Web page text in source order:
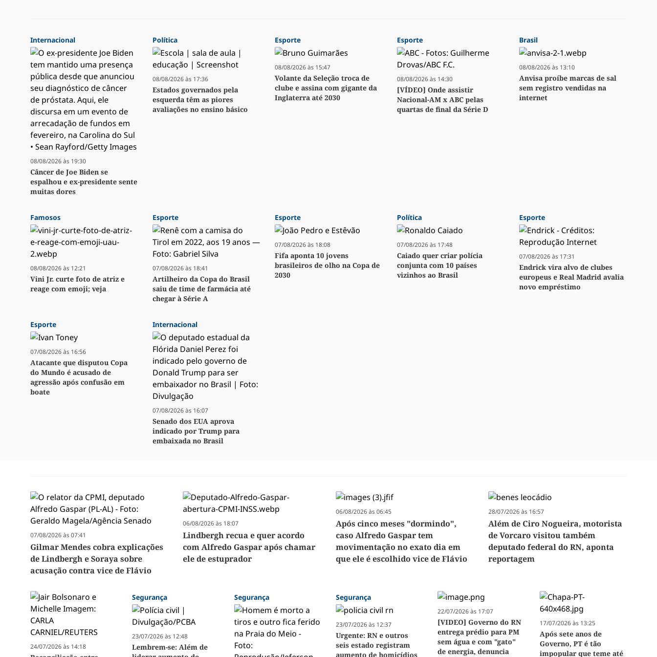
Internacional
08/08/2026 às 19:30
Câncer de Joe Biden se
espalhou e ex-presidente sente
muitas dores
Política
08/08/2026 às 17:36
Estados governados pela
esquerda têm as piores
avaliações no ensino básico
Esporte
08/08/2026 às 15:47
Volante da Seleção troca de
clube e assina com gigante da
Inglaterra até 2030
Esporte
08/08/2026 às 14:30
[VÍDEO] Onde assistir
Nacional-AM x ABC pelas
quartas de final da Série D
Brasil
08/08/2026 às 13:10
Anvisa proíbe marcas de sal
sem registro vendidas na
internet
Famosos
08/08/2026 às 12:21
Vini Jr. curte foto de atriz e
reage com emoji; veja
Esporte
07/08/2026 às 18:41
Artilheiro da Copa do Brasil
saiu de time de farmácia até
chegar à Série A
Esporte
07/08/2026 às 18:08
Fifa aponta 10 jovens
brasileiros de olho na Copa de
2030
Política
07/08/2026 às 17:48
Caiado quer criar polícia
conjunta com 10 países
vizinhos ao Brasil
Esporte
07/08/2026 às 17:31
Endrick vira alvo de clubes
europeus e Real Madrid avalia
novo empréstimo
Esporte
07/08/2026 às 16:56
Atacante que disputou Copa
do Mundo é acusado de
agressão após confusão em
boate
Internacional
07/08/2026 às 16:07
Senado dos EUA aprova
indicado por Trump para
embaixada no Brasil
07/08/2026 às 07:41
Gilmar Mendes cobra explicações
de Lindbergh e Soraya sobre
acusação contra vice de Flávio
06/08/2026 às 18:07
Lindbergh recua e quer acordo
com Alfredo Gaspar após chamar
ele de estuprador
06/08/2026 às 06:45
Após cinco meses "dormindo",
caso Alfredo Gaspar tem
movimentação no exato dia em
que ele é escolhido vice de Flávio
28/07/2026 às 16:57
Além de Ciro Nogueira, motorista
de Vorcaro visitou também
deputado federal do RN, aponta
reportagem
24/07/2026 às 14:18
Segurança
23/07/2026 às 12:48
Lembrem-se: Além de
Segurança Segurança
23/07/2026 às 12:37
Urgente: RN e outros
seis estado registram
aumento de homicídios
22/07/2026 às 17:07
[VIDEO] Governo do RN
entrega prédio para PM
sem água e com "gato"
de energia, denuncia
17/07/2026 às 13:25
Após sete anos de
Governo, PT é tão
impopular que teme até